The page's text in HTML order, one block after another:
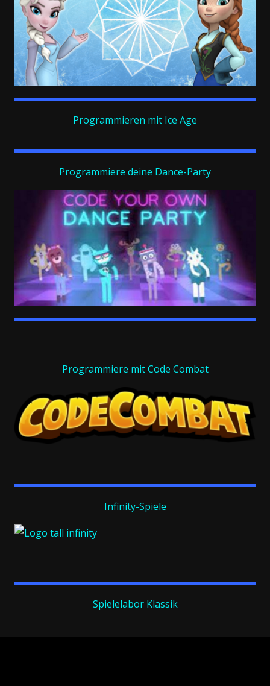
Programmieren mit Ice Age
Programmiere deine Dance-Party
Programmiere mit Code Combat
Infinity-Spiele
Spielelabor Klassik